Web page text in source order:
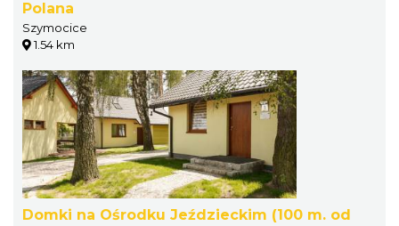
Polana
Szymocice
1.54 km
Domki na Ośrodku Jeździeckim (100 m. od